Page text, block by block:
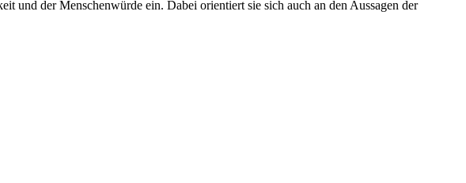
und der Menschenwürde ein. Dabei orientiert sie sich auch an den Aussagen der